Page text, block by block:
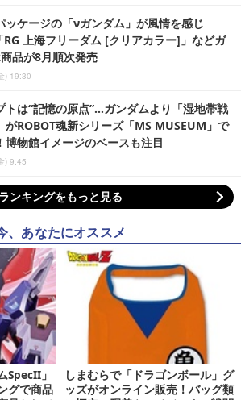
ッケージの「νガンダム」が風情を感じ
上海フリーダム [クリアカラー]」などガ
品が8月順次発売
) 19:30
トは“記憶の原点”…ガンダムより「湿地帯戦
がROBOT魂新シリーズ「MS MUSEUM」で
博物館イメージのベースも注目
) 9:45
ランキングをもっと見る
、あなたにオススメ
SpecII」
グで商品
しまむらで「ドラゴンボール」グ
ッズがオンライン販売！バッグ類